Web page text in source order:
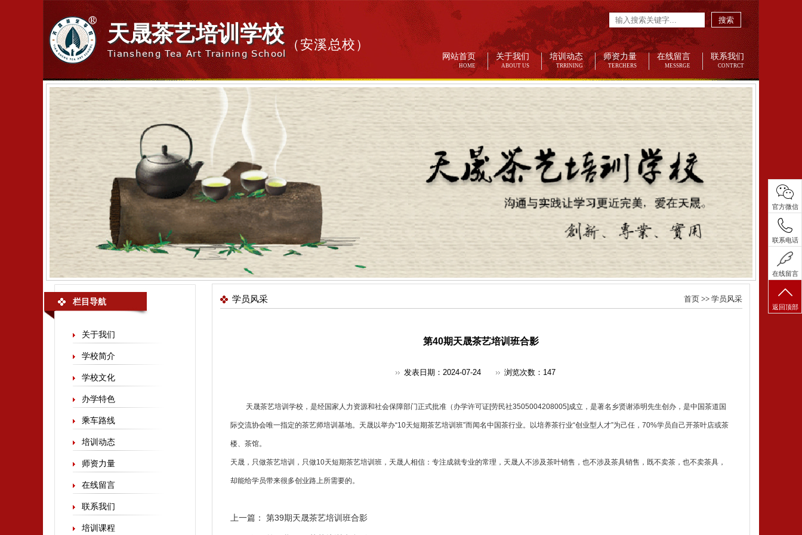
天晟茶艺培训学校
Tiansheng Tea Art Training School
（安溪总校）
网站首页
HOME
关于我们
ABOUT US
培训动态
TRRINING
师资力量
TERCHERS
在线留言
MESSRGE
联系我们
CONTRCT
搜索
栏目导航
关于我们
学校简介
学校文化
办学特色
乘车路线
培训动态
师资力量
在线留言
联系我们
培训课程
首页>> 学员风采
学员风采
第40期天晟茶艺培训班合影
发表日期：2024-07-24 浏览次数： 147
天晟茶艺培训 学校，是经国家人力资源和社会保障部门正式批准（办学许可证[劳民社3505004208005]成立，是著名乡贤谢添明先生创办，是中国茶道国
际交流协会唯一指定的茶艺师培训 基地。天晟以举办“10天短期茶艺培训班”而闻名中国茶行业。以培养茶行业“创业型人才”为己任，70%学员自己开茶叶店或茶
楼、茶馆。
天晟，只做茶艺培训，只做10天短期茶艺培训班，天晟人相信：专注成就专业的常理，天晟人不涉及茶叶销售，也不涉及茶具销售，既不卖茶，也不卖茶具，
却能给学员带来很多创业路上所需要的。
上一篇： 第39期天晟茶艺培训班合影
官方微信
联系电话
在线留言
返回顶部